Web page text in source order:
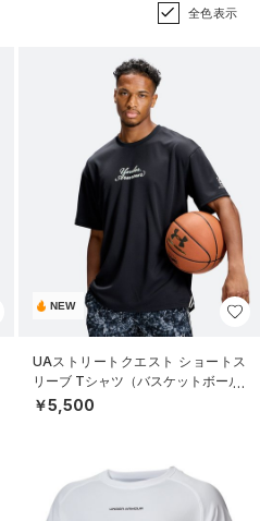
全色表示
NEW
UAストリートクエスト ショートス
リーブ Tシャツ（バスケットボール/
MEN）
￥5,500